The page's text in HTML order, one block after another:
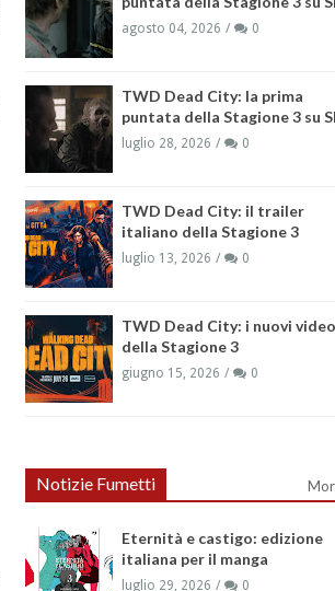
agosto 04, 2026 0
TWD Dead City: la prima
puntata della Stagione 3 su
luglio 28, 2026 0
TWD Dead City: il trailer
italiano della Stagione 3
luglio 13, 2026 0
TWD Dead City: i nuovi video
della Stagione 3
giugno 15, 2026 0
Notizie Fumetti
Eternità e castigo: edizione
italiana per il manga
luglio 29, 2026 0